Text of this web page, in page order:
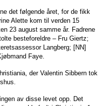
det følgende året, for de fikk
Alette kom til verden 15
23 august samme år. Fadrene
besteforeldre – Fru Giertz;
Langberg; [NN]
Faye.
der Valentin Sibbern tok
av disse levet opp. Det